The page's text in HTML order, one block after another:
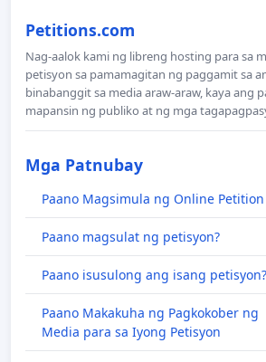
Petitions.com
Nag-aalok kami ng libreng hosting para sa
petisyon sa pamamagitan ng paggamit sa
binabanggit sa media araw-araw, kaya ang
mapansin ng publiko at ng mga
Mga Patnubay
Paano Magsimula ng Online Petition
Paano magsulat ng petisyon?
Paano isusulong ang isang petisyon?
Paano Makakuha ng Pagkokober ng
Media para sa Iyong Petisyon